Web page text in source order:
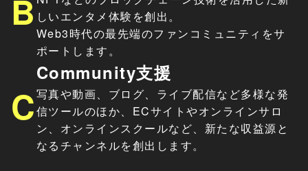
B しいエンタメ体験を創出。
Web3時代の最先端のファンコミュニティをサ
ポートします。
C
Community支援
写真や動画、ブログ、ライブ配信など多様な発
信ツールのほか、ECサイトやオンラインサロ
ン、オンラインスクールなど、新たな収益源と
なるチャンネルを創出します。